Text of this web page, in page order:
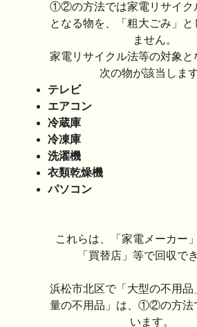
①②の方法では家電リサイク
となる物を、「粗大ごみ」と
ません。
家電リサイクル法等の対象と
次の物が該当します
テレビ
エアコン
冷蔵庫
冷凍庫
洗濯機
衣類乾燥機
パソコン
これらは、「家電メーカー
「買替店」等で回収で
浜松市北区で「大型の不用品
量の不用品」は、①②の方法
います。